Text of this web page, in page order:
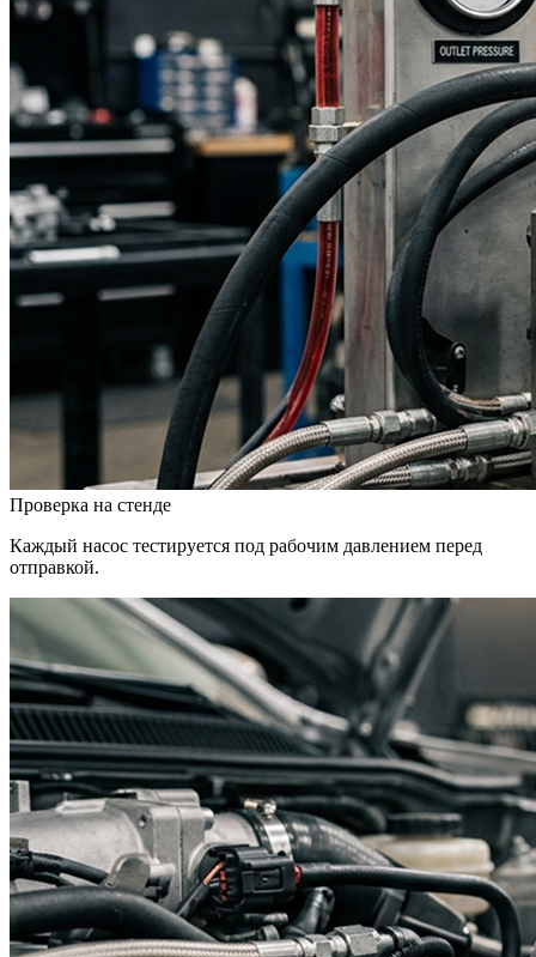
Проверка на стенде
Каждый насос тестируется под рабочим давлением перед
отправкой.